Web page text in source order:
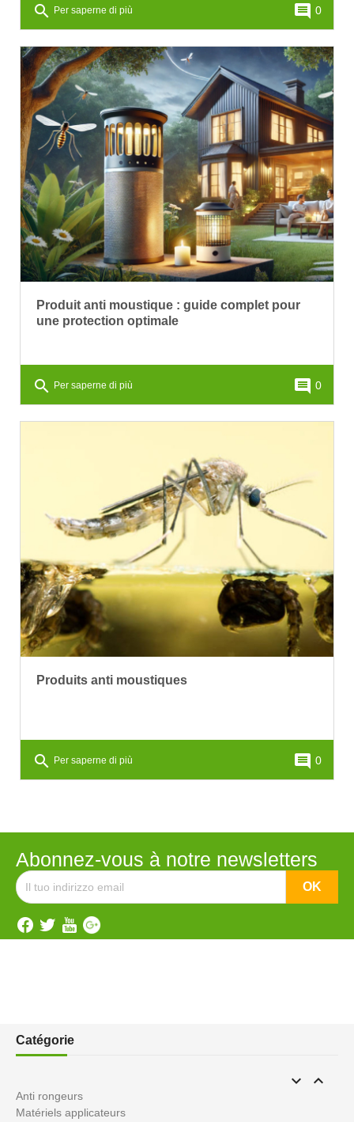
search Per saperne di più comment 0
Produit anti moustique : guide complet pour
une protection optimale
search Per saperne di più comment 0
Produits anti moustiques
search Per saperne di più comment 0
Abonnez-vous à notre newsletters
Catégorie
 
Anti rongeurs
Matériels applicateurs